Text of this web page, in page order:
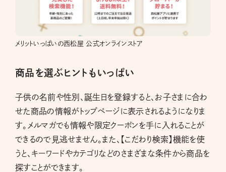
メリットいっぱいの西松屋 公式オンラインストア
商品を選ぶヒントもいっぱい
子供の名前や性別、誕生日を登録すると、お子さまに合わ
せた商品の情報がトップページに表示されるようになりま
す。メルマガでも情報や限定クーポンを手に入れることが
できるので見逃せません。また、【こだわり検索】機能を使
うと、キーワードやカテゴリなどのさまざまな条件から商品を
探すことができます。